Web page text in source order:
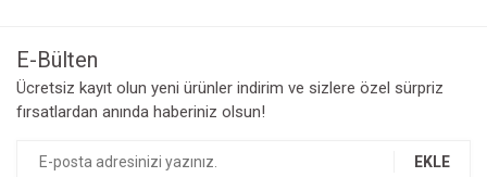
E-Bülten
Ücretsiz kayıt olun yeni ürünler indirim ve sizlere özel sürpriz
fırsatlardan anında haberiniz olsun!
EKLE